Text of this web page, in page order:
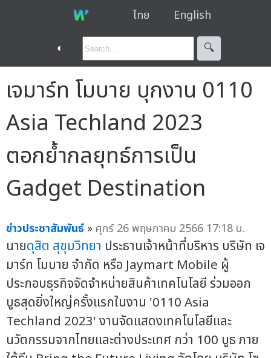
ไทย English
◐ 🔍︎
เจมาร์ท โมบาย บุกงาน 0110
Asia Techland 2023
ตอกย้ำกลยุทธ์การเป็น
Gadget Destination
ข่าวประชาสัมพันธ์ » ศุกร์ 26 พฤษภาคม 2566 17:18 น.
นายดุสิต สุขุมวิทยา ประธานเจ้าหน้าที่บริหาร บริษัท เจ
มาร์ท โมบาย จำกัด หรือ Jaymart Mobile ผู้
ประกอบธุรกิจจัดจำหน่ายสินค้าเทคโนโลยี ร่วมออก
บูธสุดยิ่งใหญ่ครั้งแรกในงาน '0110 Asia
Techland 2023' งานจัดแสดงเทคโนโลยีและ
นวัตกรรมจากไทยและต่างประเทศ กว่า 100 บูธ ภาย